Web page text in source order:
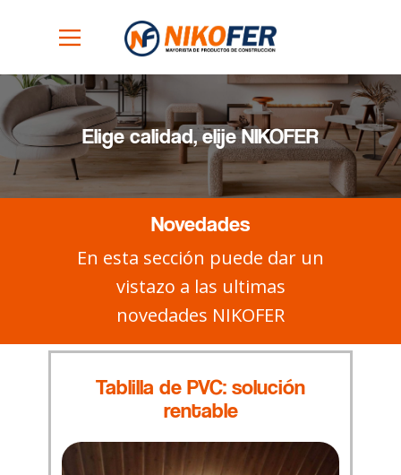
Elige calidad, elije NIKOFER
Novedades
En esta sección puede dar un
vistazo a las ultimas
novedades NIKOFER
Tablilla de PVC: solución
rentable